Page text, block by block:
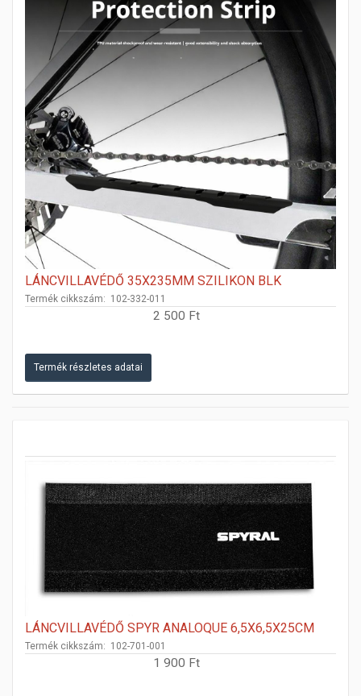
LÁNCVILLAVÉDŐ 35X235MM SZILIKON BLK
Termék cikkszám: 102-332-011
2 500 Ft
Termék részletes adatai
LÁNCVILLAVÉDŐ SPYR ANALOQUE 6,5X6,5X25CM
Termék cikkszám: 102-701-001
1 900 Ft